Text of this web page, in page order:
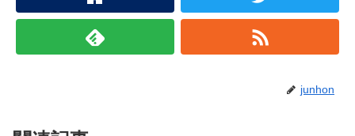
junhon